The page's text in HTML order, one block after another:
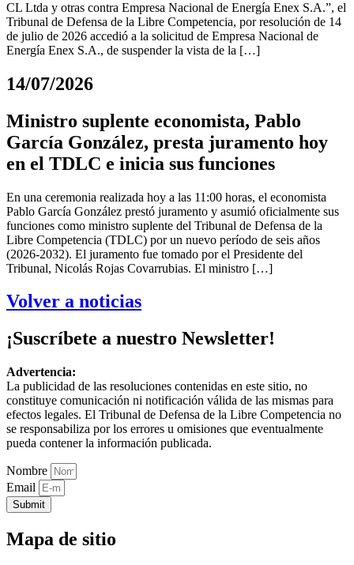
CL Ltda y otras contra Empresa Nacional de Energía Enex S.A.”, el
Tribunal de Defensa de la Libre Competencia, por resolución de 14
de julio de 2026 accedió a la solicitud de Empresa Nacional de
Energía Enex S.A., de suspender la vista de la […]
14/07/2026
Ministro suplente economista, Pablo
García González, presta juramento hoy
en el TDLC e inicia sus funciones
En una ceremonia realizada hoy a las 11:00 horas, el economista
Pablo García González prestó juramento y asumió oficialmente sus
funciones como ministro suplente del Tribunal de Defensa de la
Libre Competencia (TDLC) por un nuevo período de seis años
(2026-2032). El juramento fue tomado por el Presidente del
Tribunal, Nicolás Rojas Covarrubias. El ministro […]
Volver a noticias
¡Suscríbete a nuestro Newsletter!
Advertencia:
La publicidad de las resoluciones contenidas en este sitio, no
constituye comunicación ni notificación válida de las mismas para
efectos legales. El Tribunal de Defensa de la Libre Competencia no
se responsabiliza por los errores u omisiones que eventualmente
pueda contener la información publicada.
Nombre
Email
Submit
Mapa de sitio